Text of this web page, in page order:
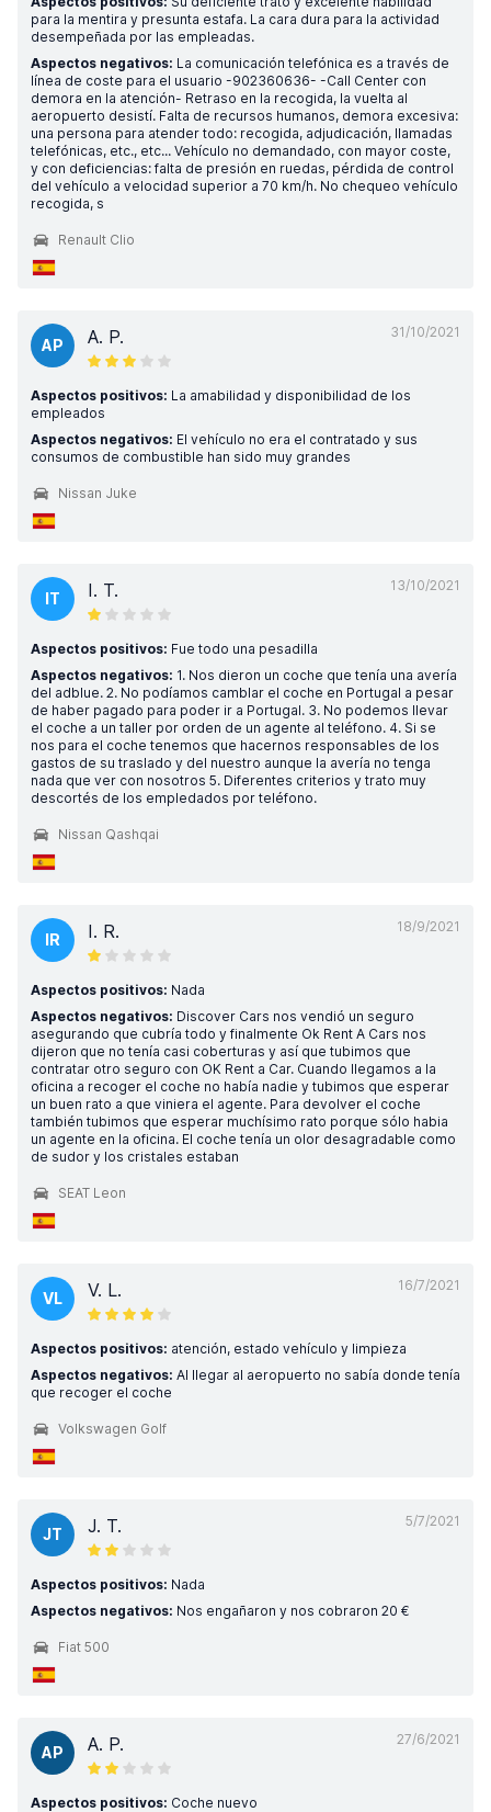
para la mentira y presunta estafa. La cara dura para la actividad
desempeñada por las empleadas.
Aspectos negativos: La comunicación telefónica es a través de
línea de coste para el usuario -902360636- -Call Center con
demora en la atención- Retraso en la recogida, la vuelta al
aeropuerto desistí. Falta de recursos humanos, demora excesiva:
una persona para atender todo: recogida, adjudicación, llamadas
telefónicas, etc., etc... Vehículo no demandado, con mayor coste,
y con deficiencias: falta de presión en ruedas, pérdida de control
del vehículo a velocidad superior a 70 km/h. No chequeo vehículo
recogida, s
Renault Clio
31/10/2021
AP A. P.
Aspectos positivos: La amabilidad y disponibilidad de los
empleados
Aspectos negativos: El vehículo no era el contratado y sus
consumos de combustible han sido muy grandes
Nissan Juke
13/10/2021
IT I. T.
Aspectos positivos: Fue todo una pesadilla
Aspectos negativos: 1. Nos dieron un coche que tenía una avería
del adblue. 2. No podíamos cambIar el coche en Portugal a pesar
de haber pagado para poder ir a Portugal. 3. No podemos llevar
el coche a un taller por orden de un agente al teléfono. 4. Si se
nos para el coche tenemos que hacernos responsables de los
gastos de su traslado y del nuestro aunque la avería no tenga
nada que ver con nosotros 5. Diferentes criterios y trato muy
descortés de los empledados por teléfono.
Nissan Qashqai
18/9/2021
IR I. R.
Aspectos positivos: Nada
Aspectos negativos: Discover Cars nos vendió un seguro
asegurando que cubría todo y finalmente Ok Rent A Cars nos
dijeron que no tenía casi coberturas y así que tubimos que
contratar otro seguro con OK Rent a Car. Cuando llegamos a la
oficina a recoger el coche no había nadie y tubimos que esperar
un buen rato a que viniera el agente. Para devolver el coche
también tubimos que esperar muchísimo rato porque sólo habia
un agente en la oficina. El coche tenía un olor desagradable como
de sudor y los cristales estaban
SEAT Leon
16/7/2021
VL V. L.
Aspectos positivos: atención, estado vehículo y limpieza
Aspectos negativos: Al llegar al aeropuerto no sabía donde tenía
que recoger el coche
Volkswagen Golf
5/7/2021
JT J. T.
Aspectos positivos: Nada
Aspectos negativos: Nos engañaron y nos cobraron 20 €
Fiat 500
27/6/2021
AP A. P.
Aspectos positivos: Coche nuevo